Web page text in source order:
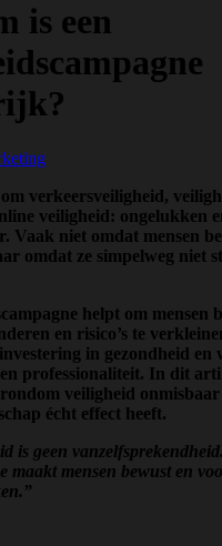
is een
verkeersveiligheid,
veiligheid: ongelukken
Vaak niet omdat mensen
omdat ze simpelweg niet
helpt om mensen
en risico’s te
in gezondheid
professionaliteit. In dit
veiligheid
écht effect heeft.
is geen
maakt mensen bewust en